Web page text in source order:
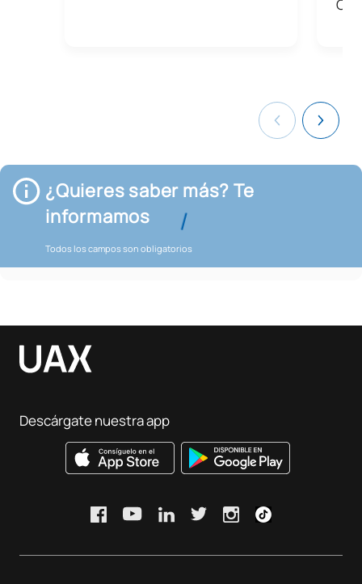
¿Quieres saber más? Te
informamos
Todos los campos son obligatorios
Descárgate nuestra app